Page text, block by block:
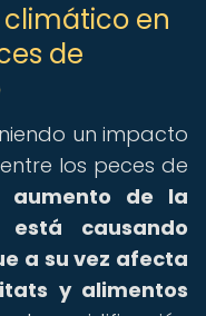
en
de
un impacto
los peces de
aumento de la
causando
a su vez afecta
y alimentos